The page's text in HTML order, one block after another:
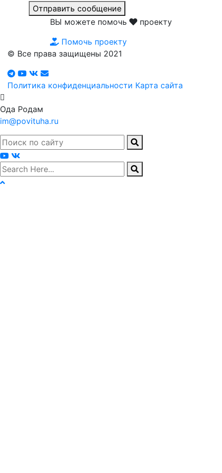
Отправить сообщение
ВЫ можете помочь
проекту
Помочь проекту
© Все права защищены 2021
Политика конфиденциальности Карта сайта
Ода Родам
im@povituha.ru
search here